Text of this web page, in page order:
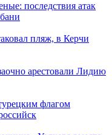
последствия атак
пляж, в Керчи
арестовали Лидию
флагом